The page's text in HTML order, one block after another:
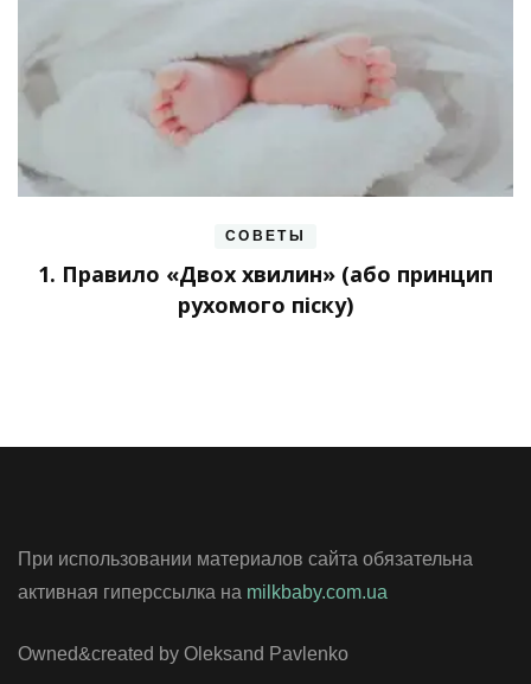
СОВЕТЫ
1. Правило «Двох хвилин» (або принцип
рухомого піску)
При использовании материалов сайта обязательна
активная гиперссылка на milkbaby.com.ua
Owned&created by Oleksand Pavlenko